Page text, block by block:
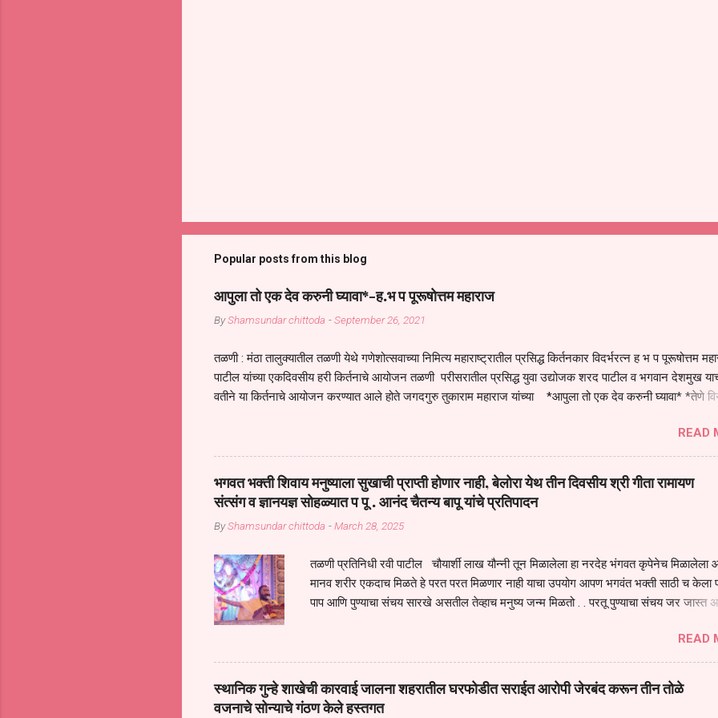
Popular posts from this blog
आपुला तो एक देव करुनी घ्यावा*-ह.भ प पूरूषोत्तम महाराज
ByShamsundar chittoda -September 26, 2021
तळणी : मंठा तालुक्यातील तळणी येथे गणेशोत्सवाच्या निमित्य महाराष्ट्रातील प्रसिद्ध किर्तनकार विदर्भरत्न ह भ प पूरूषोत्तम
पाटील यांच्या एकदिवसीय हरी किर्तनाचे आयोजन तळणी परीसरातील प्रसिद्ध युवा उद्योजक शरद पाटील व भगवान देशमुख
वतीने या किर्तनाचे आयोजन करण्यात आले होते जगदगुरु तुकाराम महाराज यांच्या *आपुला तो एक देव करुनी घ्यावा* *तेणे
जातीच्या परीक्षेचा काळ आहे धर्ममंडपात बसलेली लोक ही खरच भाग्यवान आहेत कोरोना सारख्या महामारीत आपंण जिवंत आहोत
महामारीतून जर आपल्याला वाचायचे असेल तर धार्मीक विचाराचा आधार आपल्याला घ्यावाच लागेल महामारीच्या काळात वारकरी
सप्रदायच खूप मोठा आधार आहे सध्य स्थितीत मानव जातीची मानसीक अवस्था सक्षम असणे गरजेचे आहे कोरोना ने मानवी
गरजा कीती कमी आहेत यांची जाणीव आपल्या सगळ्याना करून दीली आहे मनुष्याच्या आयुष्यातील नामसाधना ही त्याच्यासाठी
आधार असते परतू आज काल तीच साधना करण्याचा आळस आ...
READ
भगवत भक्ती शिवाय मनुष्याला सुखाची प्राप्ती होणार नाही, बेलोरा येथ तीन दिवसीय श्री गीता रामायण
संत्संग व ज्ञानयज्ञ सोहळ्यात प पू . आनंद चैतन्य बापू यांचे प्रतिपादन
ByShamsundar chittoda -March 28, 2025
तळणी प्रतिनिधी रवी पाटील चौयार्शी लाख यौन्नी तून मिळालेला हा नरदेह भंगवत कृपेनेच मिळालेला
मानव शरीर एकदाच मिळते हे परत परत मिळणार नाही याचा उपयोग आपण भगवंत भक्ती साठी च केला
पाप आणि पुण्याचा संचय सारखे असतील तेव्हाच मनुष्य जन्म मिळतो . . परतू पुण्याचा संचय जर जास्त
शरिराला इंतर सुंगधाचे व्यसन लागण्यापेक्षा भगवत भंक्ती चे व व्यसन लावा म्हणजे या नरदेहाचा उपयोग
चार कुपा या मनुष्यावर होत असतात यापैकी भगवत कृपा ही पुण्यवानालाच होत असते . भगवंताच्या
नरदेहाचा उद्धार होतो गरज आहे त्याला मनापासून आळवण्याची असे प्रतिपादन प पू चेतन्य बापू याचे
शिष्य आनंद चैतन्य बापू यांनी तळणी येथून जवळच असलेल्या बेलोरा येथे केले तीन दिवसीय
READ
स्थानिक गुन्हे शाखेची कारवाई जालना शहरातील घरफोडीत सराईत आरोपी जेरबंद करून तीन तोळे
वजनाचे सोन्याचे गंठण केले हस्तगत